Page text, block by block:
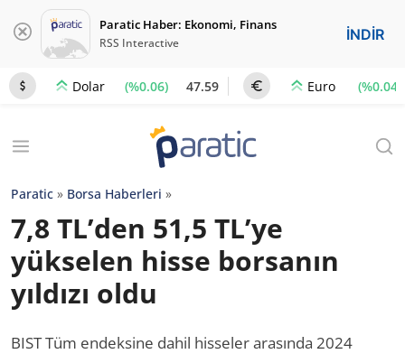
Paratic Haber: Ekonomi, Finans
RSS Interactive İNDİR
Dolar (%0.06) 47.59 Euro (%0.04)
Paratic » Borsa Haberleri »
7,8 TL’den 51,5 TL’ye
yükselen hisse borsanın
yıldızı oldu
BIST Tüm endeksine dahil hisseler arasında 2024